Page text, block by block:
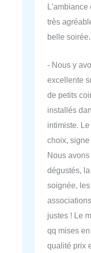
L'ambiance
très
belle soirée.
- Nous y
excellente
de petits
installés
intimiste.
choix,
Nous
dégustés,
soignée,
justes ! Le
qq mises
qualité prix